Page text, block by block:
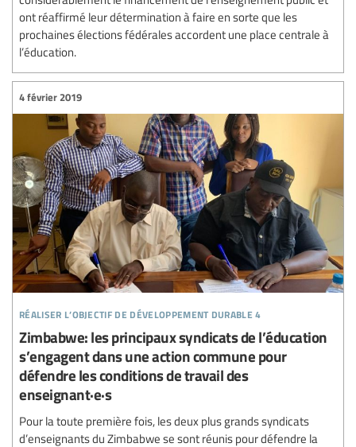
ont réaffirmé leur détermination à faire en sorte que les
prochaines élections fédérales accordent une place centrale à
l’éducation.
réaliser l’objectif de développement durable 4
4 février 2019
Zimbabwe: les principaux syndicats de l’éducation
s’engagent dans une action commune pour
défendre les conditions de travail des
enseignant·e·s
Pour la toute première fois, les deux plus grands syndicats
d’enseignants du Zimbabwe se sont réunis pour défendre la